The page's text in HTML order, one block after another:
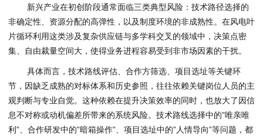
新兴产业在初创阶段通常面临三类典型风险：技术路径选择的
非确定性、资源分配的高弹性，以及制度环境的非成熟性。在风电叶
片循环利用这类涉及复杂供应链与多学科交叉的领域中，决策点密
集、自由裁量空间大，使得业务进程容易受到非市场因素的干扰。
具体而言，技术路线评估、合作方筛选、项目选址等关键环
节，因缺乏成熟的对标体系和历史参照，往往依赖关键岗位人员的主
观判断与专业自觉。这种依赖在提升决策效率的同时，也放大了因信
息不对称或动机偏差所带来的系统风险。技术路线选择中的”唯亲唯
利”、合作研发中的”暗箱操作”、项目选址中的”人情导向”等问题，都